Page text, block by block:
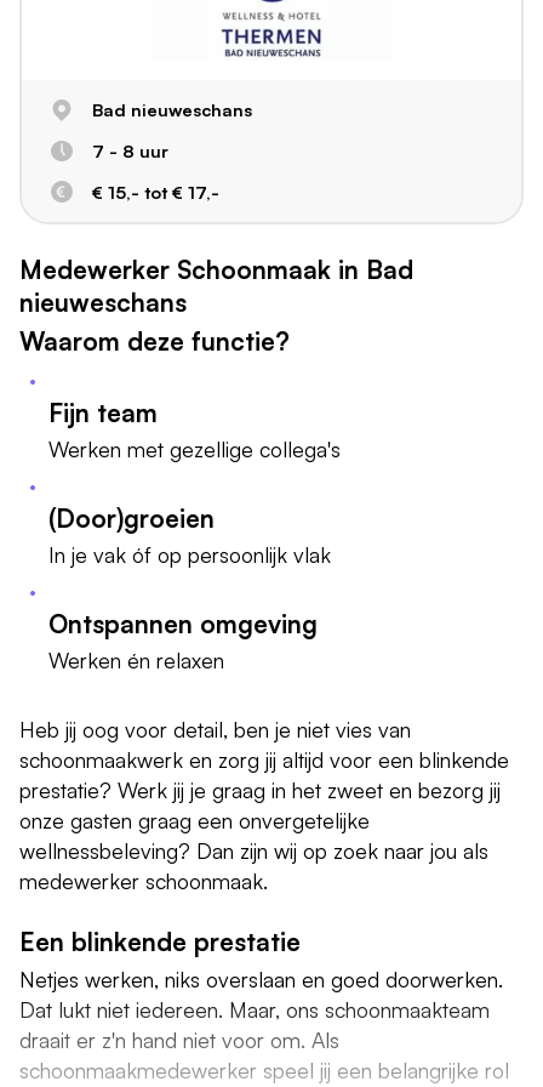
Bad nieuweschans
7 - 8 uur
€ 15,- tot € 17,-
Medewerker Schoonmaak in Bad
nieuweschans
Waarom deze functie?
Fijn team
Werken met gezellige collega's
(Door)groeien
In je vak óf op persoonlijk vlak
Ontspannen omgeving
Werken én relaxen
Heb jij oog voor detail, ben je niet vies van
schoonmaakwerk en zorg jij altijd voor een blinkende
prestatie? Werk jij je graag in het zweet en bezorg jij
onze gasten graag een onvergetelijke
wellnessbeleving? Dan zijn wij op zoek naar jou als
medewerker schoonmaak.
Een blinkende prestatie
Netjes werken, niks overslaan en goed doorwerken.
Dat lukt niet iedereen. Maar, ons schoonmaakteam
draait er z'n hand niet voor om. Als
schoonmaakmedewerker speel jij een belangrijke rol